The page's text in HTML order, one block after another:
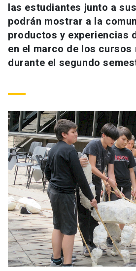
Información para keyboard_arrow_down
Futuros estudiantes
Estudiantes
Alumni launch
Padres y familia
Vecinos launch
Go to english site launch
ACCESOS DIRECTOS
Correo UC launch
Mi Portal UC launch
Medios Biblioteca launch
Donaciones launch
las estudiantes junto a
podrán mostrar a la
productos y experiencias
en el marco de los cursos
durante el segundo